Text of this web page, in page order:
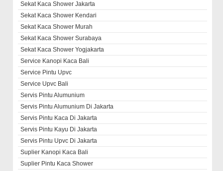
Sekat Kaca Shower Jakarta
Sekat Kaca Shower Kendari
Sekat Kaca Shower Murah
Sekat Kaca Shower Surabaya
Sekat Kaca Shower Yogjakarta
Service Kanopi Kaca Bali
Service Pintu Upvc
Service Upvc Bali
Servis Pintu Alumunium
Servis Pintu Alumunium Di Jakarta
Servis Pintu Kaca Di Jakarta
Servis Pintu Kayu Di Jakarta
Servis Pintu Upvc Di Jakarta
Suplier Kanopi Kaca Bali
Suplier Pintu Kaca Shower